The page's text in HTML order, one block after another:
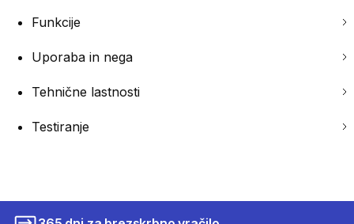
Funkcije
Uporaba in nega
Tehnične lastnosti
Testiranje